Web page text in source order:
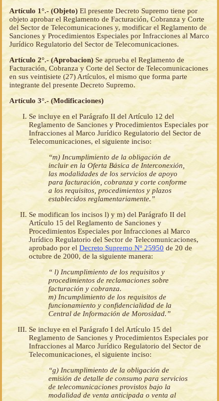
Artículo 1°.- (Objeto) El presente Decreto Supremo tiene por
objeto aprobar el Reglamento de Facturación, Cobranza y Corte
del Sector de Telecomunicaciones y, modificar el Reglamento de
Sanciones y Procedimientos Especiales por Infracciones al Marco
Jurídico Regulatorio del Sector de Telecomunicaciones.
Artículo 2°.- (Aprobacion) Se aprueba el Reglamento de
Facturación, Cobranza y Corte del Sector de Telecomunicaciones
en sus veintisiete (27) Artículos, el mismo que forma parte
integrante del presente Decreto Supremo.
Artículo 3°.- (Modificaciones)
Se incluye en el Parágrafo II del Artículo 12 del
Reglamento de Sanciones y Procedimientos Especiales por
Infracciones al Marco Jurídico Regulatorio del Sector de
Telecomunicaciones, el siguiente inciso:
“m) Incumplimiento de la obligación de
incluir en la Oferta Básica de Interconexión,
las modalidades de los servicios de apoyo
para facturación, cobranza y corte conforme
a los requisitos, procedimientos y plazos
establecidos reglamentariamente.”
Se modifican los incisos l) y m) del Parágrafo II del
Artículo 15 del Reglamento de Sanciones y
Procedimientos Especiales por Infracciones al Marco
Jurídico Regulatorio del Sector de Telecomunicaciones,
aprobado por el Decreto Supremo Nº 25950 de 20 de
octubre de 2000, de la siguiente manera:
“ l) Incumplimiento de los requisitos y
procedimientos de reclamaciones sobre
facturación y cobranza.
m) Incumplimiento de los requisitos de
funcionamiento y confidencialidad de la
Central de Información de Morosidad.”
Se incluye en el Parágrafo I del Artículo 15 del
Reglamento de Sanciones y Procedimientos Especiales por
Infracciones al Marco Jurídico Regulatorio del Sector de
Telecomunicaciones, el siguiente inciso:
“g) Incumplimiento de la obligación de
emisión de detalle de consumo para servicios
de telecomunicaciones provistos bajo la
modalidad de venta anticipada o venta al